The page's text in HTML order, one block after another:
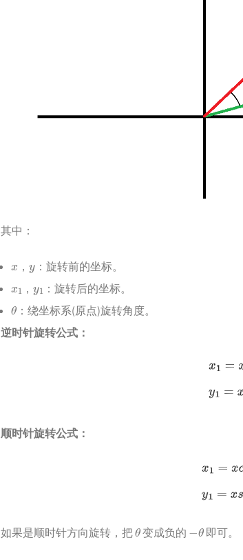
其中：
， ：旋转前的坐标。
， ：旋转后的坐标。
θ ：绕坐标系(原点)旋转角度。
逆时针旋转公式：
顺时针旋转公式：
如果是顺时针方向旋转，把 θ变成负的 θ 即可。